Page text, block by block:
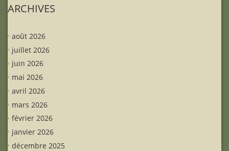
ARCHIVES
août 2026
juillet 2026
juin 2026
mai 2026
avril 2026
mars 2026
février 2026
janvier 2026
décembre 2025